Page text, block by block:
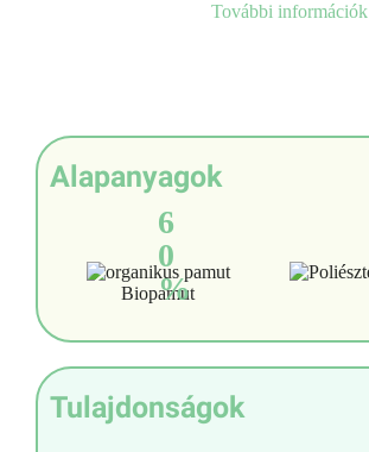
További információk
Alapanyagok
6
0
%
Biopamut
Tulajdonságok